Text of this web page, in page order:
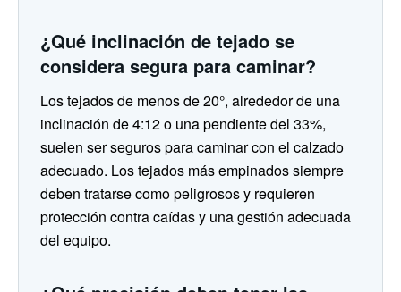
¿Qué inclinación de tejado se
considera segura para caminar?
Los tejados de menos de 20°, alrededor de una
inclinación de 4:12 o una pendiente del 33%,
suelen ser seguros para caminar con el calzado
adecuado. Los tejados más empinados siempre
deben tratarse como peligrosos y requieren
protección contra caídas y una gestión adecuada
del equipo.